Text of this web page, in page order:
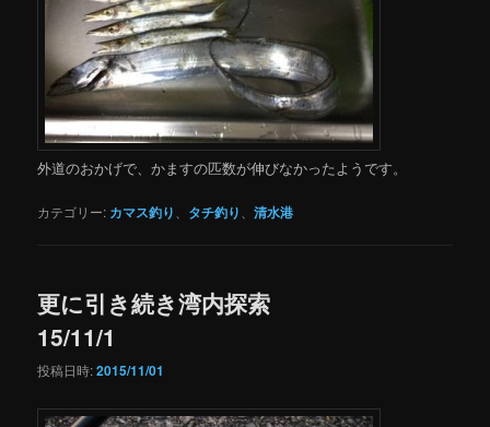
外道のおかげで、かますの匹数が伸びなかったようです。
カテゴリー: カマス釣り タチ釣り 、清水港
更に引き続き湾内探索
15/11/1
投稿日時:2015/11/01